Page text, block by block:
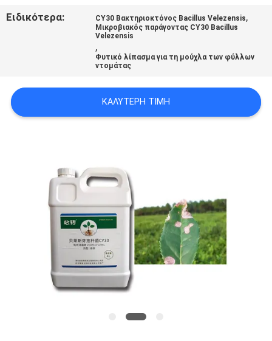
ΖΗΤΉΣΤΕ
ΑΠΌΣΠΑΣΜΑ
SITEMAP
Ειδικότερα: CY30 Βακτηριοκτόνος Bacillus Velezensis,
Μικροβιακός παράγοντας CY30 Bacillus
Velezensis
,
Φυτικό λίπασμα για τη μούχλα των φύλλων
ντομάτας
ΚΑΛΎΤΕΡΗ ΤΙΜΉ